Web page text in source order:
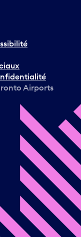
Airports